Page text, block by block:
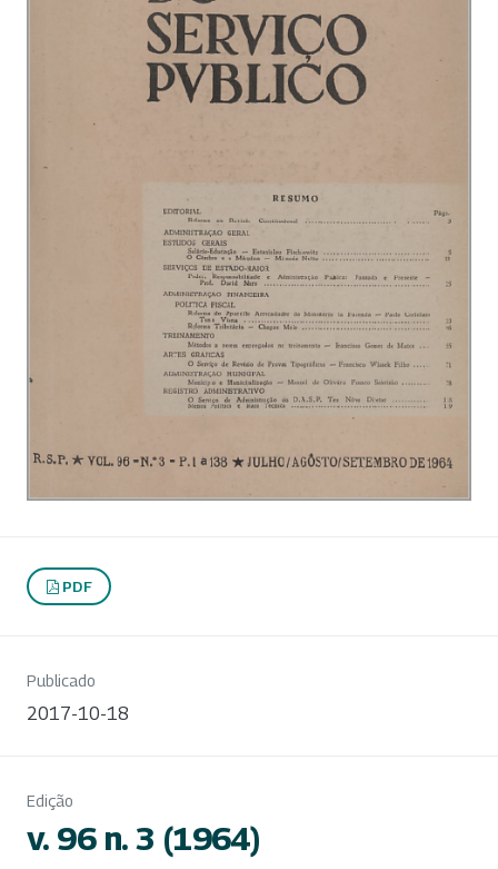
PDF
Publicado
2017-10-18
Edição
v. 96 n. 3 (1964)